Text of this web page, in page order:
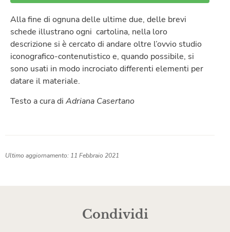
Alla fine di ognuna delle ultime due, delle brevi
schede illustrano ogni cartolina, nella loro
descrizione si è cercato di andare oltre l’ovvio studio
iconografico-contenutistico e, quando possibile, si
sono usati in modo incrociato differenti elementi per
datare il materiale.
Testo a cura di Adriana Casertano
Ultimo aggiornamento: 11 Febbraio 2021
Condividi